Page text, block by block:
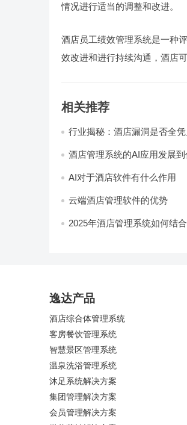
情况进行适当的调整和改进。
酒店员工绩效管理系统是一种
效改进和进行持续沟通，酒店
相关推荐
行业揭秘：酒店漏洞是否全
酒店管理系统的AI应用发展到
AI对于酒店软件有什么作用
云端酒店管理软件的优势
2025年酒店管理系统如何结
逸达产品
酒店综合体管理系统
客房餐饮管理系统
智慧景区管理系统
温泉洗浴管理系统
沐足系统解决方案
集团管理解决方案
会员管理解决方案